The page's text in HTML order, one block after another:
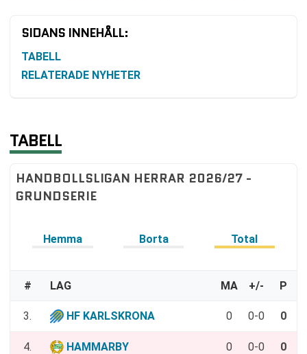
SIDANS INNEHÅLL:
TABELL
RELATERADE NYHETER
TABELL
HANDBOLLSLIGAN HERRAR 2026/27 -
GRUNDSERIE
Hemma Borta Total
# LAG MA +/- P
3. HF KARLSKRONA 0 0-0 0
4. HAMMARBY 0 0-0 0